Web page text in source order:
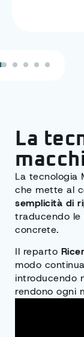
La
La tecnologia
che mette al
semplicità di
traducendo le
concrete.
Il reparto
modo
introducendo
rendono ogni